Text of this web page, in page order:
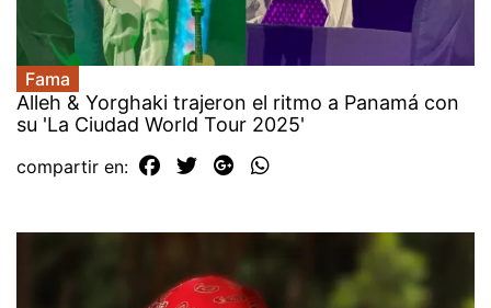
Fama
Alleh & Yorghaki trajeron el ritmo a Panamá con
su 'La Ciudad World Tour 2025'
compartir en: